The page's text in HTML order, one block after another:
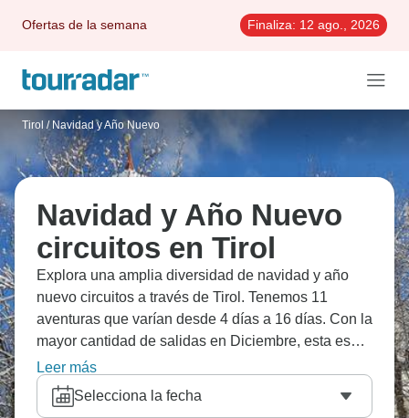
Ofertas de la semana Finaliza: 12 ago., 2026
Tirol / Navidad y Año Nuevo
Navidad y Año Nuevo
circuitos en Tirol
Explora una amplia diversidad de navidad y año
nuevo circuitos a través de Tirol. Tenemos 11
aventuras que varían desde 4 días a 16 días. Con la
mayor cantidad de salidas en Diciembre, esta es
también la época más popular del año.
Leer más
Selecciona la fecha